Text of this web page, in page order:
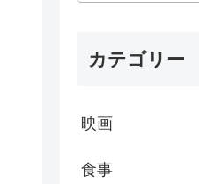
カテゴリー
映画
食事